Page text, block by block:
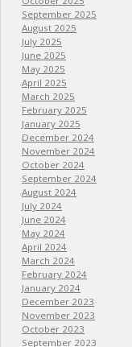
September 2025
August 2025
July 2025
June 2025
May 2025
April 2025
March 2025
February 2025
January 2025
December 2024
November 2024
October 2024
September 2024
August 2024
July 2024
June 2024
May 2024
April 2024
March 2024
February 2024
January 2024
December 2023
November 2023
October 2023
September 2023